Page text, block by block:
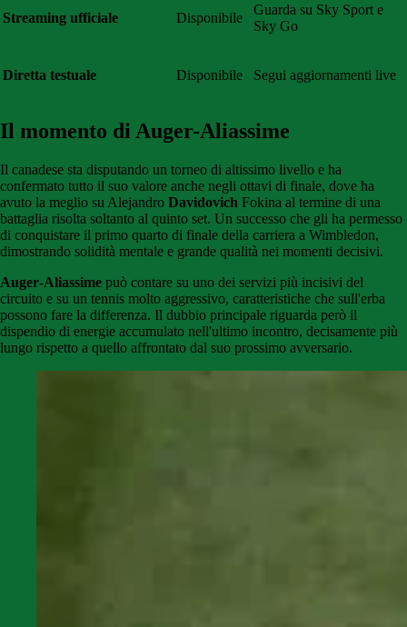
Streaming ufficiale Disponibile
Guarda su Sky Sport e
Sky Go
Diretta testuale Disponibile Segui aggiornamenti live
Il momento di Auger-Aliassime
Il canadese sta disputando un torneo di altissimo livello e ha
confermato tutto il suo valore anche negli ottavi di finale, dove ha
avuto la meglio su Alejandro Davidovich Fokina al termine di una
battaglia risolta soltanto al quinto set. Un successo che gli ha permesso
di conquistare il primo quarto di finale della carriera a Wimbledon,
dimostrando solidità mentale e grande qualità nei momenti decisivi.
Auger-Aliassime può contare su uno dei servizi più incisivi del
circuito e su un tennis molto aggressivo, caratteristiche che sull'erba
possono fare la differenza. Il dubbio principale riguarda però il
dispendio di energie accumulato nell'ultimo incontro, decisamente più
lungo rispetto a quello affrontato dal suo prossimo avversario.